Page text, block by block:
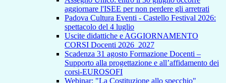
aggiornare l'ISEE per non perdere gli arretrati
Padova Cultura Eventi - Castello Festival 2026:
spettacolo del 4 luglio
Uscite didattiche e AGGIORNAMENTO
CORSI Docenti 2026_2027
Scadenza 31 agosto Formazione Docenti –
Supporto alla progettazione e all’affidamento dei
corsi-EUROSOFI
Webinar: "La Costituzione allo specchio"